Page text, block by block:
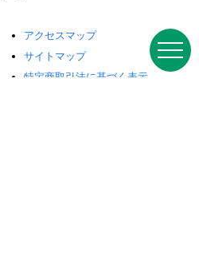
アクセスマップ
サイトマップ
特定商取引法に基づく表示